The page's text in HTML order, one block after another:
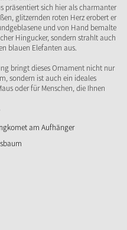
präsentiert sich hier als charmanter
glitzernden roten Herz erobert er
und von Hand bemalte
Hingucker, sondern strahlt auch
blauen Elefanten aus.
bringt dieses Ornament nicht nur
sondern ist auch ein ideales
oder für Menschen, die Ihnen
am Aufhänger